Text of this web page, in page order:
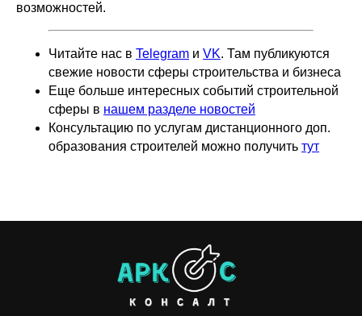
возможностей.
Читайте нас в Telegram и VK. Там публикуются
свежие новости сферы строительства и бизнеса
Еще больше интересных событий строительной
сферы в нашем разделе новостей
Консультацию по услугам дистанционного доп.
образования строителей можно получить тут